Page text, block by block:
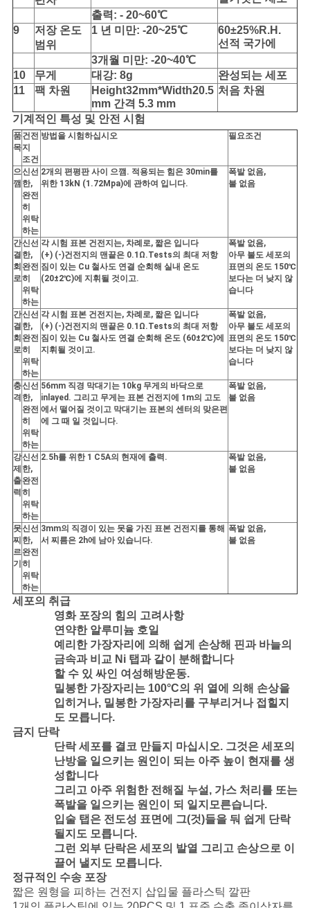
트
PRIVACY
POLICY
출력: - 20~60℃
9
저장 온도
범위
1 년 미만: -20~25℃
60±25%R.H.
선적 국가에
3개월 미만: -20~40℃
10
무게 대강: 8g
완성되는 세포
11
팩 차원
Height32mm*Width20.5
mm 간격 5.3 mm
처음 차원
기계적인 특성 및 안전 시험
품
목
건전
지
조건
방법을 시험하십시오 필요조건
으
깸
신선
한,
완전
히
위탁
하는
2개의 편평판 사이 으깸. 적용되는 힘은 30min를
위한 13kN (1.72Mpa)에 관하여 입니다.
폭발 없음,
불 없음
간
결
회
로
신선
한,
완전
히
위탁
하는
각 시험 표본 건전지는, 차례로, 짧은 입니다
(+) (-)건전지의 맨끝은 0.1Ω.Tests의 최대 저항
짐이 있는 Cu 철사도 연결 순회해 실내 온도
(20±2℃)에 지휘될 것이고.
폭발 없음,
아무 불도 세포의
표면의 온도 150℃
보다는 더 낮지 않
습니다
간
결
회
로
신선
한,
완전
히
위탁
하는
각 시험 표본 건전지는, 차례로, 짧은 입니다
(+) (-)건전지의 맨끝은 0.1Ω.Tests의 최대 저항
짐이 있는 Cu 철사도 연결 순회해 온도 (60±2℃)에
지휘될 것이고.
폭발 없음,
아무 불도 세포의
표면의 온도 150℃
보다는 더 낮지 않
습니다
충
격
신선
한,
완전
히
위탁
하는
56mm 직경 막대기는 10kg 무게의 바닥으로
inlayed. 그리고 무게는 표본 건전지에 1m의 고도
에서 떨어질 것이고 막대기는 표본의 센터의 맞은편
에 그 때 일 것입니다.
폭발 없음,
불 없음
강
제
출
력
신선
한,
완전
히
위탁
하는
2.5h를 위한 1 C5A의 현재에 출력.
폭발 없음,
불 없음
못
찌
르
기
신선
한,
완전
히
위탁
하는
3mm의 직경이 있는 못을 가진 표본 건전지를 통해
서 찌름은 2h에 남아 있습니다.
폭발 없음,
불 없음
세포의 취급
영화 포장의 힘의 고려사항
연약한 알루미늄 호일
예리한 가장자리에 의해 쉽게 손상해 핀과 바늘의
금속과 비교 Ni 탭과 같이 분해합니다
할 수 있 싸인 여성해방운동.
밀봉한 가장자리는 100°C의 위 열에 의해 손상을
입히거나, 밀봉한 가장자리를 구부리거나 접힐지
도 모릅니다.
금지 단락
단락 세포를 결코 만들지 마십시오. 그것은 세포의
난방을 일으키는 원인이 되는 아주 높이 현재를 생
성합니다
그리고 아주 위험한 전해질 누설, 가스 처리를 또는
폭발을 일으키는 원인이 되 일지모른습니다.
입술 탭은 전도성 표면에 그(것)들을 둬 쉽게 단락
될지도 모릅니다.
그런 외부 단락은 세포의 발열 그리고 손상으로 이
끌어 낼지도 모릅니다.
정규적인 수송 포장
짧은 원형을 피하는 건전지 삽입물 플라스틱 깔판